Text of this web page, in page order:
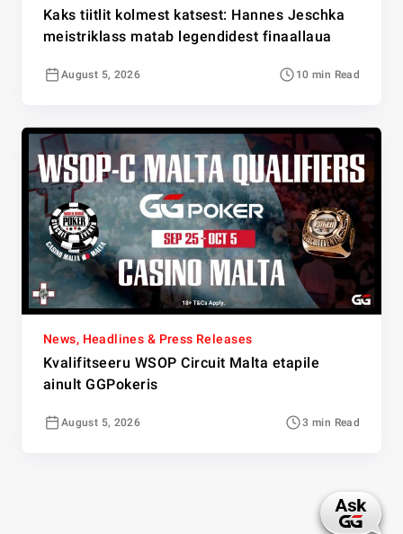
Kaks tiitlit kolmest katsest: Hannes Jeschka
meistriklass matab legendidest finaallaua
August 5, 2026 10 min Read
News, Headlines & Press Releases
Kvalifitseeru WSOP Circuit Malta etapile
ainult GGPokeris
August 5, 2026 3 min Read